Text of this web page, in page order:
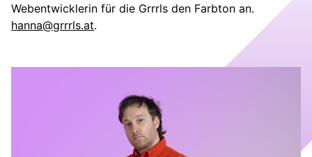
Webentwicklerin für die Grrrls den Farbton an.
hanna@grrrls.at.